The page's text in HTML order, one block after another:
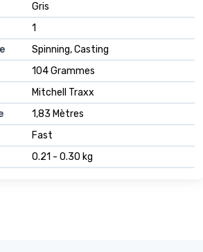
Gris
1
Spinning, Casting
104 Grammes
Mitchell Traxx
1,83 Mètres
Fast
0.21 - 0.30 kg